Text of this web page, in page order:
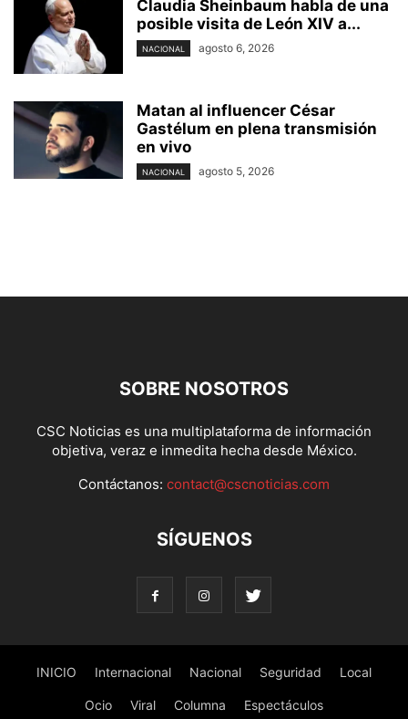
Claudia Sheinbaum habla de una
posible visita de León XIV a...
NACIONAL agosto 6, 2026
Matan al influencer César
Gastélum en plena transmisión
en vivo
NACIONAL agosto 5, 2026
SOBRE NOSOTROS
CSC Noticias es una multiplataforma de información
objetiva, veraz e inmedita hecha desde México.
Contáctanos: contact@cscnoticias.com
SÍGUENOS
INICIO Internacional Nacional Seguridad Local
Ocio Viral Columna Espectáculos